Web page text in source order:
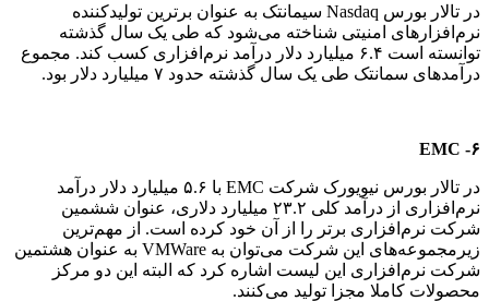
در تالار بورس Nasdaq سیمانتک به عنوان برترین تولیدکننده
نرم‌افزارهای امنیتی شناخته می‌شود که طی یک سال گذشته
توانسته است ۶.۴ میلیارد دلار درآمد نرم‌افزاری کسب کند. مجموع
درآمدهای سمانتک طی یک سال گذشته حدود ۷ میلیارد دلار بود.
۶- EMC
در تالار بورس نیویورک شرکت EMC با ۵.۶ میلیارد دلار درآمد
نرم‌افزاری از درآمد کلی ۲۳.۲ میلیارد دلاری، عنوان ششمین
شرکت نرم‌افزاری برتر را از آن خود کرده است. از مهم‌ترین
زیرمجموعه‌های این شرکت می‌توان به VMWare به عنوان هشتمین
شرکت نرم‌افزاری این لیست اشاره کرد که البته این دو مرکز
محصولات کاملا مجزا تولید می‌کنند.